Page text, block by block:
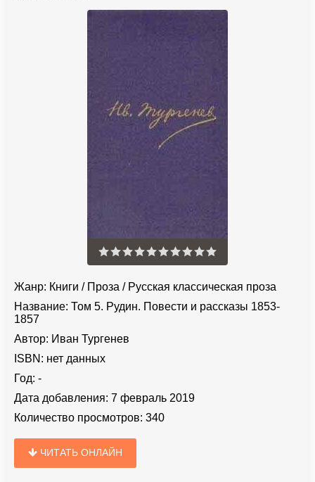
Жанр: Книги / Проза / Русская классическая проза
Название: Том 5. Рудин. Повести и рассказы 1853-
1857
Автор: Иван Тургенев
ISBN: нет данных
Год: -
Дата добавления: 7 февраль 2019
Количество просмотров: 340
ЧИТАТЬ ОНЛАЙН